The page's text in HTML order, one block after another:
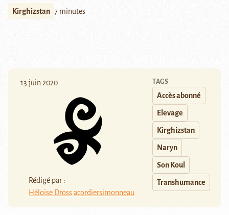
Kirghizstan 7 minutes
13 juin 2020
Rédigé par :
Héloïse Drossacordiersimonneau
TAGS
Accès abonné
Elevage
Kirghizstan
Naryn
Son Koul
Transhumance